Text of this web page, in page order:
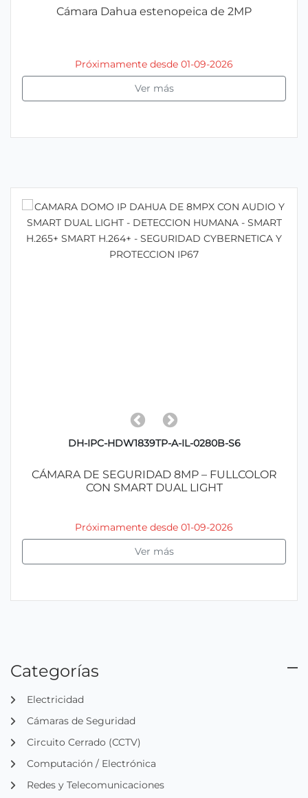
Cámara Dahua estenopeica de 2MP
Próximamente desde 01-09-2026
Ver más
DH-IPC-HDW1839TP-A-IL-0280B-S6
CÁMARA DE SEGURIDAD 8MP – FULLCOLOR
CON SMART DUAL LIGHT
Próximamente desde 01-09-2026
Ver más
Categorías
Electricidad
Cámaras de Seguridad
Circuito Cerrado (CCTV)
Computación / Electrónica
Redes y Telecomunicaciones